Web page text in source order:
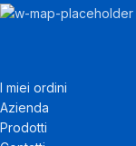
I miei ordini
Azienda
Prodotti